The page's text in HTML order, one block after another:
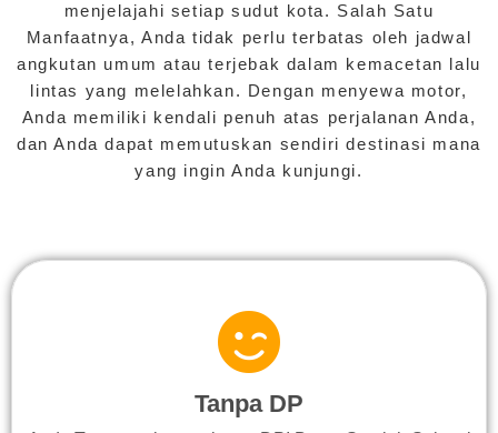
menjelajahi setiap sudut kota. Salah Satu
Manfaatnya, Anda tidak perlu terbatas oleh jadwal
angkutan umum atau terjebak dalam kemacetan lalu
lintas yang melelahkan. Dengan menyewa motor,
Anda memiliki kendali penuh atas perjalanan Anda,
dan Anda dapat memutuskan sendiri destinasi mana
yang ingin Anda kunjungi.
Tanpa DP